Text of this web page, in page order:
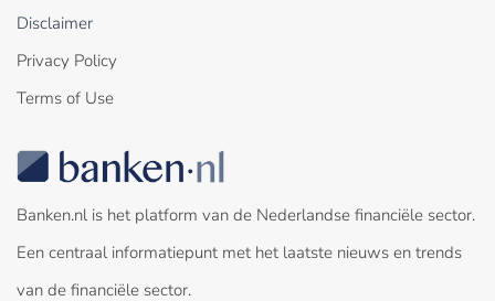
Disclaimer
Privacy Policy
Terms of Use
Banken.nl is het platform van de Nederlandse financiële sector.
Een centraal informatiepunt met het laatste nieuws en trends
van de financiële sector.